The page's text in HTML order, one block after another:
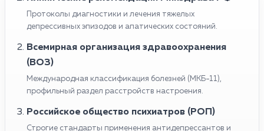
Протоколы диагностики и лечения тяжелых
депрессивных эпизодов и апатических состояний.
Всемирная организация здравоохранения
(ВОЗ)
Международная классификация болезней (МКБ-11),
профильный раздел расстройств настроения.
Российское общество психиатров (РОП)
Строгие стандарты применения антидепрессантов и